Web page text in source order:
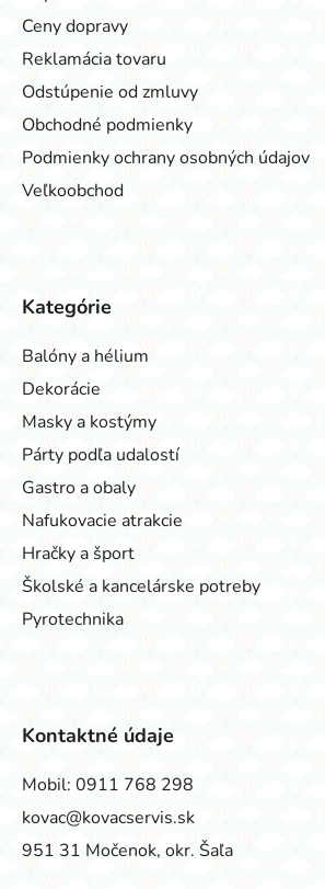
Ceny dopravy
Reklamácia tovaru
Odstúpenie od zmluvy
Obchodné podmienky
Podmienky ochrany osobných údajov
Veľkoobchod
Kategórie
Balóny a hélium
Dekorácie
Masky a kostýmy
Párty podľa udalostí
Gastro a obaly
Nafukovacie atrakcie
Hračky a šport
Školské a kancelárske potreby
Pyrotechnika
Kontaktné údaje
Mobil: 0911 768 298
kovac@kovacservis.sk
951 31 Močenok, okr. Šaľa